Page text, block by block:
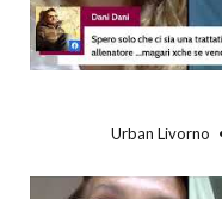
Urban Livorno